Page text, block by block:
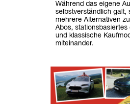
Während das eigene
selbstverständlich galt,
mehrere Alternativen
Abos,
und klassische
miteinander.